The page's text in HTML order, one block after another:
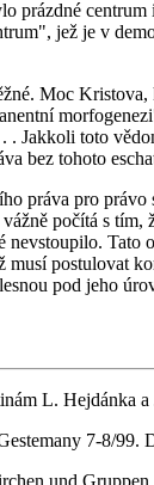
prázdné
jež je v
Moc
. . Jakkoli toto
bez tohoto
práva pro právo
počítá s
postulovat
pod jeho
L. Hejdánka
7-8/99.
und